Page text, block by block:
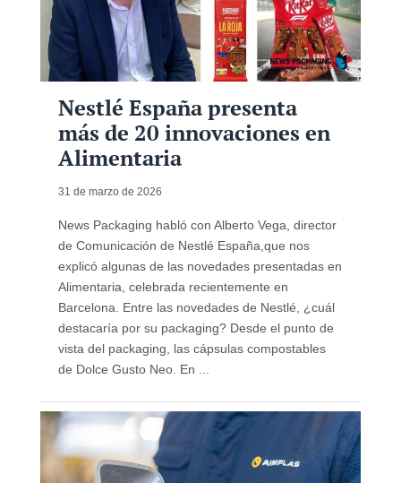
Nestlé España presenta
más de 20 innovaciones en
Alimentaria
31 de marzo de 2026
News Packaging habló con Alberto Vega, director
de Comunicación de Nestlé España,que nos
explicó algunas de las novedades presentadas en
Alimentaria, celebrada recientemente en
Barcelona. Entre las novedades de Nestlé, ¿cuál
destacaría por su packaging? Desde el punto de
vista del packaging, las cápsulas compostables
de Dolce Gusto Neo. En ...